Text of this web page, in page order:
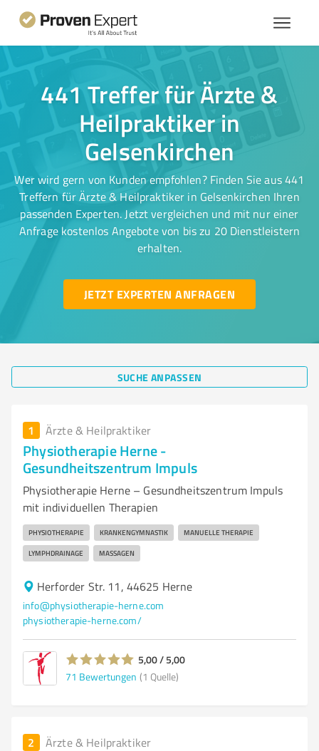
441 Treffer für Ärzte &
Heilpraktiker in
Gelsenkirchen
Wer wird gern von Kunden empfohlen? Finden Sie aus 441
Treffern für Ärzte & Heilpraktiker in Gelsenkirchen Ihren
passenden Experten. Jetzt vergleichen und mit nur einer
Anfrage kostenlos Angebote von bis zu 20 Dienstleistern
erhalten.
JETZT EXPERTEN ANFRAGEN
SUCHE ANPASSEN
1 Ärzte & Heilpraktiker
Physiotherapie Herne -
Gesundheitszentrum Impuls
Physiotherapie Herne – Gesundheitszentrum Impuls
mit individuellen Therapien
PHYSIOTHERAPIE KRANKENGYMNASTIK MANUELLE THERAPIE
LYMPHDRAINAGE MASSAGEN
Herforder Str. 11, 44625 Herne
info@physiotherapie-herne.com
physiotherapie-herne.com/
5,00 / 5,00
71 Bewertungen (1 Quelle)
2 Ärzte & Heilpraktiker